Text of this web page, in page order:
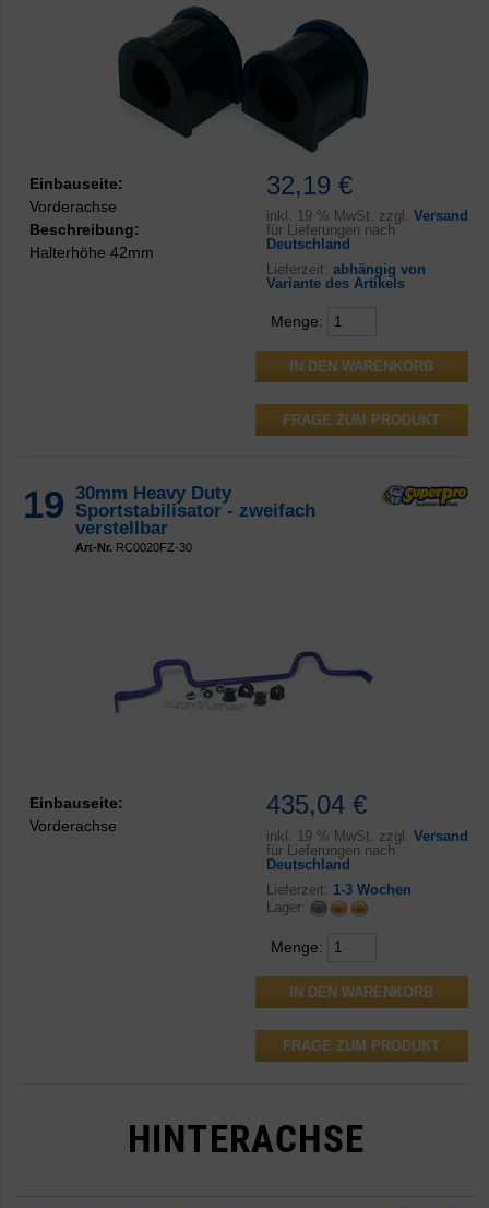
32,19 €
inkl. 19 % MwSt. zzgl. Versand
für Lieferungen nach
Deutschland
Lieferzeit: abhängig von
Variante des Artikels
Menge:
FRAGE ZUM PRODUKT
Einbauseite:
Vorderachse
Beschreibung:
Halterhöhe 42mm
19 30mm Heavy Duty
Sportstabilisator - zweifach
verstellbar
Art-Nr. RC0020FZ-30
435,04 €
inkl. 19 % MwSt. zzgl. Versand
für Lieferungen nach
Deutschland
Lieferzeit: 1-3 Wochen
Lager:
Menge:
FRAGE ZUM PRODUKT
Einbauseite:
Vorderachse
HINTERACHSE